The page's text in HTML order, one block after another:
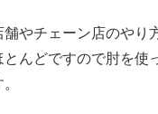
舗やチェーン店のやり
んどですので肘を使